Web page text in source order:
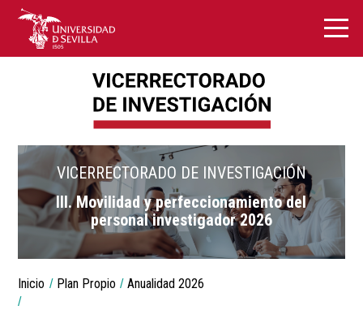
VICERRECTORADO DE INVESTIGACIÓN
III. Movilidad y perfeccionamiento del
personal investigador 2026
Breadcrumbs
You
are
Inicio Plan Propio Anualidad 2026